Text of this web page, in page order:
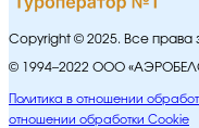
Copyright © 2025. Все
© 1994–2022 ООО
Политика в отношении
отношении обработки Cookie